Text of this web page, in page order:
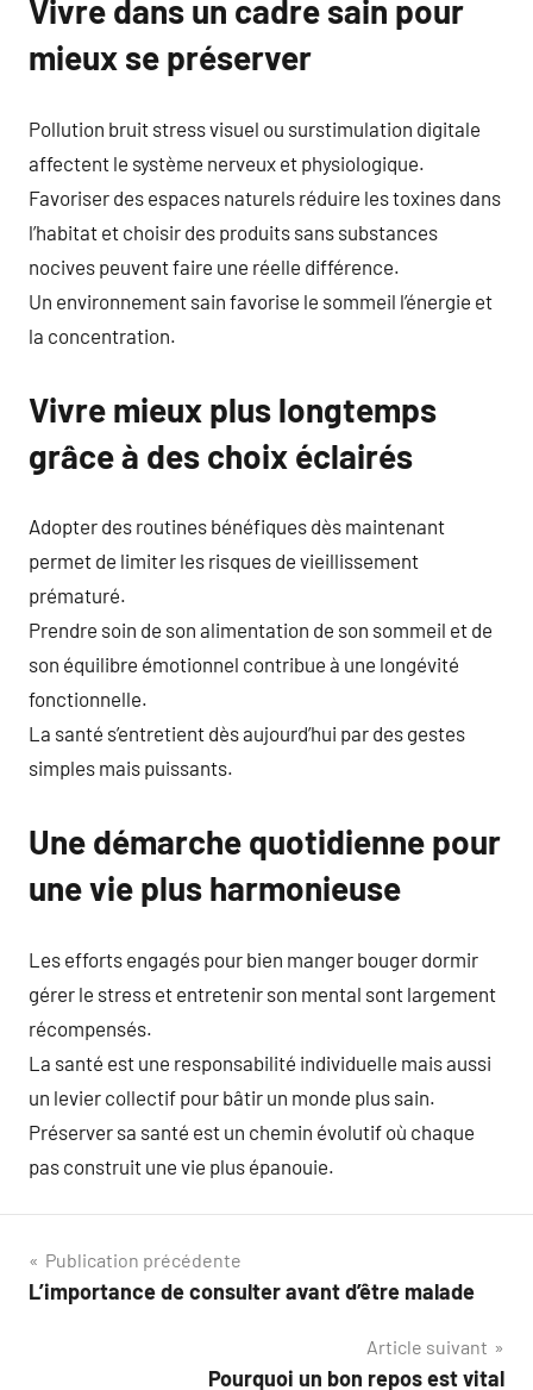
Vivre dans un cadre sain pour
mieux se préserver
Pollution bruit stress visuel ou surstimulation digitale
affectent le système nerveux et physiologique.
Favoriser des espaces naturels réduire les toxines dans
l’habitat et choisir des produits sans substances
nocives peuvent faire une réelle différence.
Un environnement sain favorise le sommeil l’énergie et
la concentration.
Vivre mieux plus longtemps
grâce à des choix éclairés
Adopter des routines bénéfiques dès maintenant
permet de limiter les risques de vieillissement
prématuré.
Prendre soin de son alimentation de son sommeil et de
son équilibre émotionnel contribue à une longévité
fonctionnelle.
La santé s’entretient dès aujourd’hui par des gestes
simples mais puissants.
Une démarche quotidienne pour
une vie plus harmonieuse
Les efforts engagés pour bien manger bouger dormir
gérer le stress et entretenir son mental sont largement
récompensés.
La santé est une responsabilité individuelle mais aussi
un levier collectif pour bâtir un monde plus sain.
Préserver sa santé est un chemin évolutif où chaque
pas construit une vie plus épanouie.
Navigation
de
Publication précédente
L’importance de consulter avant d’être malade
Article suivant
Pourquoi un bon repos est vital